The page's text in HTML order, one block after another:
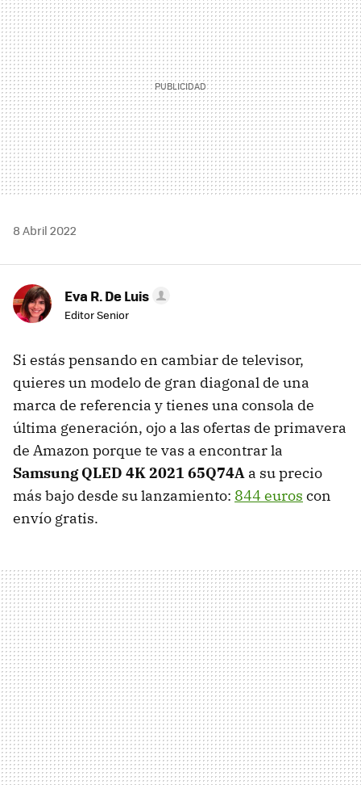
8 Abril 2022
Eva R. De Luis
Editor Senior
Si estás pensando en cambiar de televisor,
quieres un modelo de gran diagonal de una
marca de referencia y tienes una consola de
última generación, ojo a las ofertas de primavera
de Amazon porque te vas a encontrar la
Samsung QLED 4K 2021 65Q74A a su precio
más bajo desde su lanzamiento: 844 euros con
envío gratis.